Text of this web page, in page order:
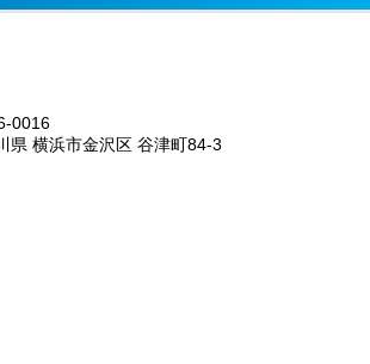
0016
県 横浜市金沢区 谷津町84-3